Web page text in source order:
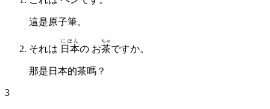
這是原子筆。
それは 日本
にほん
の お茶
ちゃ
ですか。
那是日本的茶嗎？
3